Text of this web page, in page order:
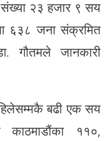
संख्या २३ हजार ९ सय
६३८ जना संक्रमित
गौतमले जानकारी
बढी एक सय
११०,